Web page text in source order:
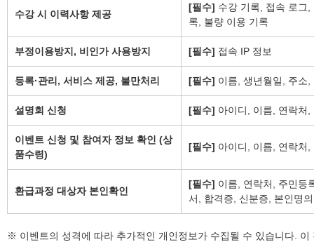
수강 시 이력사항 제공
[필수] 수강 기록, 접속 로그
록, 불량 이용 기록
부정이용방지, 비인가 사용방지 [필수] 접속 IP 정보
등록·관리, 서비스 제공, 불만처리 [필수] 이름, 생년월일, 주소
설명회 신청 [필수] 아이디, 이름, 연락처,
이벤트 신청 및 참여자 정보 확인 (상
품수령)
[필수] 아이디, 이름, 연락처,
환급과정 대상자 본인확인
[필수] 이름, 연락처, 주민등
서, 합격증, 신분증, 본인명
※ 이벤트의 성격에 따라 추가적인 개인정보가 수집될 수 있습니다. 이